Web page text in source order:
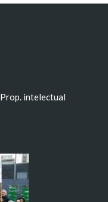
intelectual